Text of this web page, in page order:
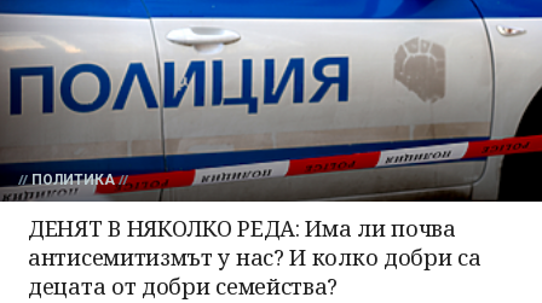
ПОЛИТИКА
ДЕНЯТ В НЯКОЛКО РЕДА: Има ли почва
антисемитизмът у нас? И колко добри са
децата от добри семейства?